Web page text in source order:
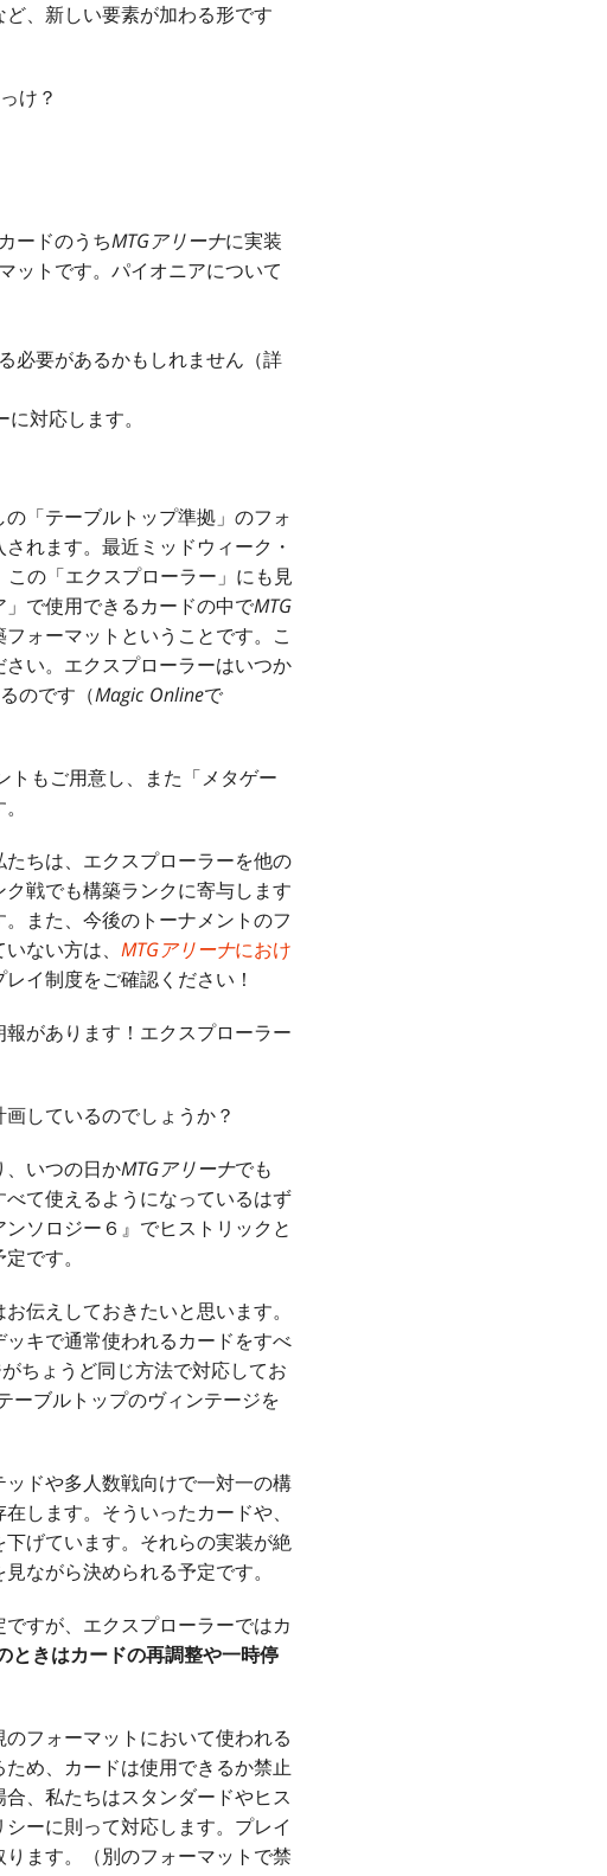
、新しい要素が加わる形です
け？
ードのうちMTGアリーナに実装
ットです。パイオニアについて
必要があるかもしれません（詳
対応します。
「テーブルトップ準拠」のフォ
されます。最近ミッドウィーク・
の「エクスプローラー」にも見
で使用できるカードの中でMTG
ォーマットということです。こ
い。エクスプローラーはいつか
のです（Magic Onlineで
トもご用意し、また「メタゲー
ちは、エクスプローラーを他の
戦でも構築ランクに寄与します
また、今後のトーナメントのフ
ない方は、 MTGアリーナにおけ
イ制度をご確認ください！
があります！エクスプローラー
しているのでしょうか？
、いつの日かMTGアリーナでも
て使えるようになっているはず
ソロジー６』でヒストリックと
です。
伝えしておきたいと思います。
キで通常使われるカードをすべ
ちょうど同じ方法で対応してお
ーブルトップのヴィンテージを
ドや多人数戦向けで一対一の構
します。そういったカードや、
げています。それらの実装が絶
ながら決められる予定です。
すが、エクスプローラーではカ
ときはカードの再調整や一時停
フォーマットにおいて使われる
め、カードは使用できるか禁止
、私たちはスタンダードやヒス
ーに則って対応します。プレイ
ます。（別のフォーマットで禁